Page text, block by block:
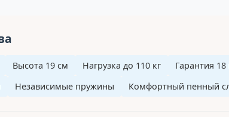
Высота 19 см Нагрузка до 110 кг Гарантия
Независимые пружины Комфортный пенный